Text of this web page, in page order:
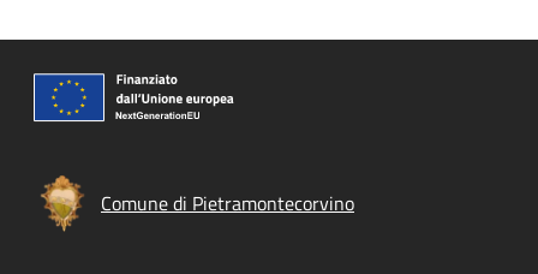
Comune di Pietramontecorvino